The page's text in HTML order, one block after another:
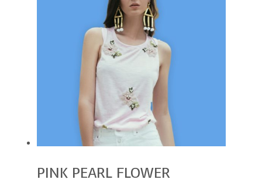
PINK PEARL FLOWER